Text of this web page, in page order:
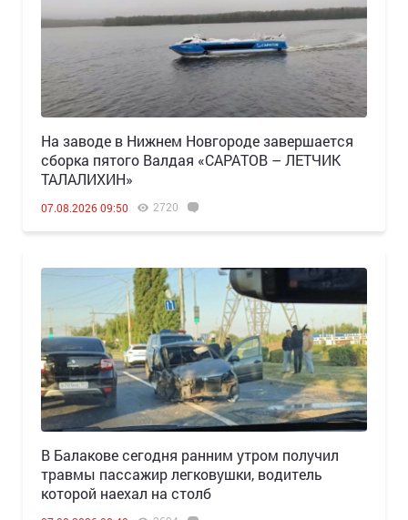
Н️а заводе в Нижнем Новгороде завершается
сборка пятого Валдая «САРАТОВ – ЛЕТЧИК
ТАЛАЛИХИН»
07.08.2026 09:50 2720
В Балакове сегодня ранним утром получил
травмы пассажир легковушки, водитель
которой наехал на столб